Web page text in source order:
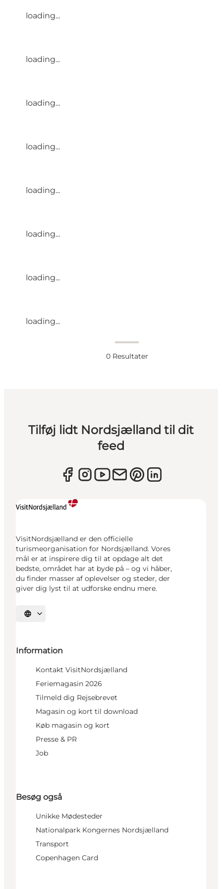
loading...
loading...
loading...
loading...
loading...
loading...
loading...
loading...
0 Resultater
Tilføj lidt Nordsjælland til dit
feed
VisitNordsjælland er den officielle
turismeorganisation for Nordsjælland. Vores
mål er at inspirere dig til at opdage alt det
bedste, området har at byde på – og vi håber,
du finder masser af oplevelser og steder, der
giver dig lyst til at udforske endnu mere.
Vælg sprog
Information
Kontakt VisitNordsjælland
Feriemagasin 2026
Tilmeld dig Rejsebrevet
Magasin og kort til download
Køb magasin og kort
Presse & PR
Job
Besøg også
Unikke Mødesteder
Nationalpark Kongernes Nordsjælland
Transport
Copenhagen Card